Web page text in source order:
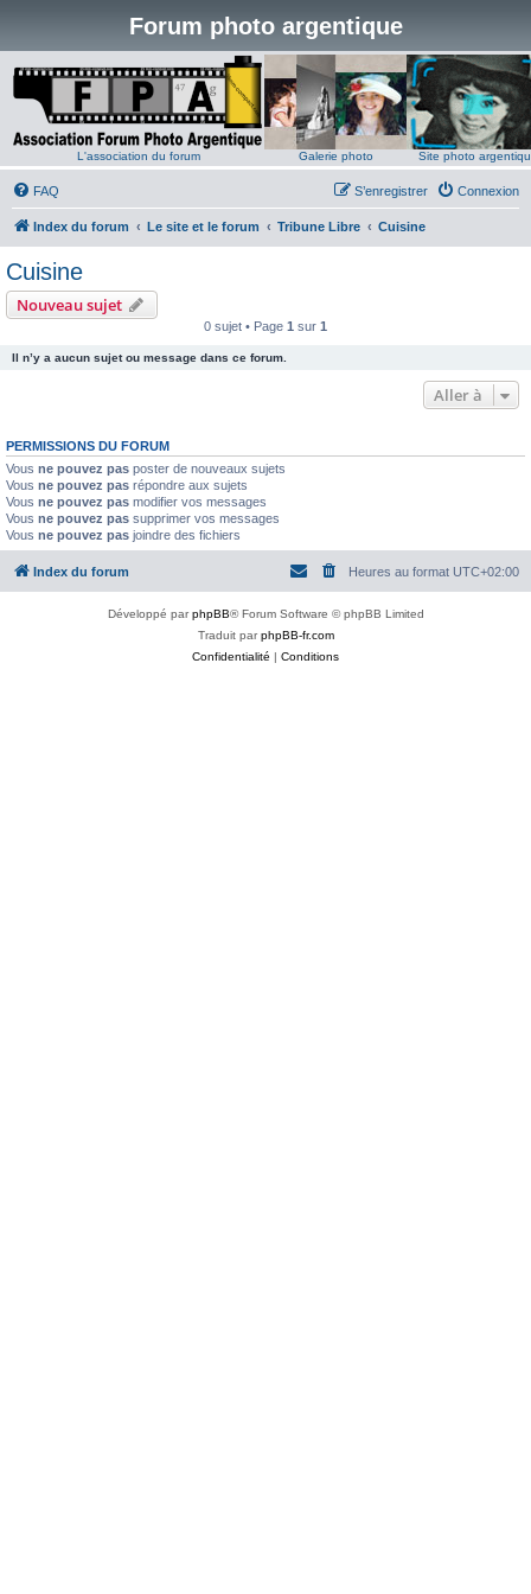
Forum photo argentique
L'association du forum Galerie photo Site photo
FAQ Connexion
S’enregistrer
Index du forum Le site et le forum Tribune Libre Cuisine
Cuisine
Nouveau sujet
0 sujet • Page 1 sur 1
Il n’y a aucun sujet ou message dans ce forum.
Aller à
PERMISSIONS DU FORUM
Vous ne pouvez pas poster de nouveaux sujets
Vous ne pouvez pas répondre aux sujets
Vous ne pouvez pas modifier vos messages
Vous ne pouvez pas supprimer vos messages
Vous ne pouvez pas joindre des fichiers
Index du forum Heures au format UTC+02:00
Développé parphpBB® Forum Software © phpBB Limited
Traduit parphpBB-fr.com
Confidentialité | Conditions